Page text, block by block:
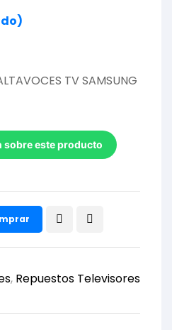
TV SAMSUNG
sobre este producto
, Repuestos Televisores